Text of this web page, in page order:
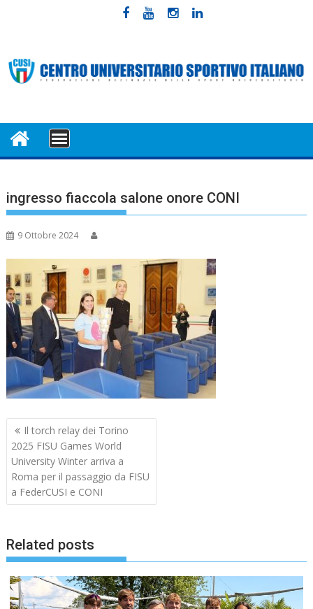
MENU
ingresso fiaccola salone onore CONI
9 Ottobre 2024
Navigazione
articoli
Il torch relay dei Torino
2025 FISU Games World
University Winter arriva a
Roma per il passaggio da FISU
a FederCUSI e CONI
Related posts